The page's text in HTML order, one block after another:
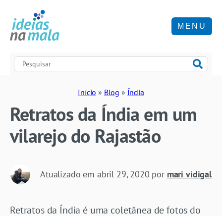
MENU
Início » Blog » Índia
Retratos da Índia em um
vilarejo do Rajastão
Atualizado em abril 29, 2020 por mari vidigal
Retratos da Índia é uma coletânea de fotos do